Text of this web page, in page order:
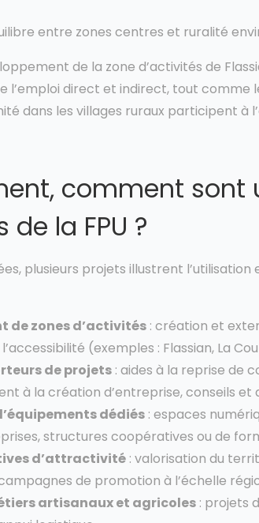
entre zones centres et ruralité
de la zone d’activités de
l’emploi direct et indirect, tout comme
dans les villages ruraux participent à
comment sont
la FPU ?
plusieurs projets illustrent
de zones d’activités : création et
(exemples : Flassian, La
de projets : aides à la reprise de
à la création d’entreprise, conseils et
dédiés : espaces
structures coopératives ou de
d’attractivité : valorisation du
de promotion à l’échelle
artisanaux et agricoles : projets